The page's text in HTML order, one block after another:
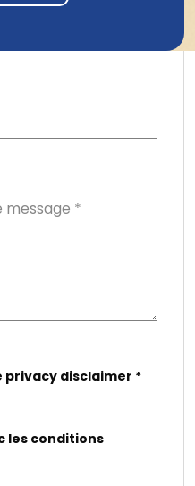
message *
privacy disclaimer *
les conditions